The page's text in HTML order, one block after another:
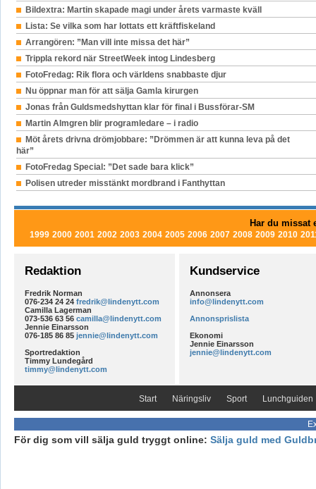
Bildextra: Martin skapade magi under årets varmaste kväll
Lista: Se vilka som har lottats ett kräftfiskeland
Arrangören: ”Man vill inte missa det här”
Trippla rekord när StreetWeek intog Lindesberg
FotoFredag: Rik flora och världens snabbaste djur
Nu öppnar man för att sälja Gamla kirurgen
Jonas från Guldsmedshyttan klar för final i Bussförar-SM
Martin Almgren blir programledare – i radio
Möt årets drivna drömjobbare: ”Drömmen är att kunna leva på det
här”
FotoFredag Special: ”Det sade bara klick”
Polisen utreder misstänkt mordbrand i Fanthyttan
Har du missat
1999 2000 2001 2002 2003 2004 2005 2006 2007 2008 2009 2010
Redaktion
Fredrik Norman
076-234 24 24 fredrik@lindenytt.com
Camilla Lagerman
073-536 63 56 camilla@lindenytt.com
Jennie Einarsson
076-185 86 85 jennie@lindenytt.com
Sportredaktion
Timmy Lundegård
timmy@lindenytt.com
Kundservice
Annonsera
info@lindenytt.com
Annonsprislista
Ekonomi
Jennie Einarsson
jennie@lindenytt.com
Start Näringsliv Sport Lunchguiden
För dig som vill sälja guld tryggt online: Sälja guld med